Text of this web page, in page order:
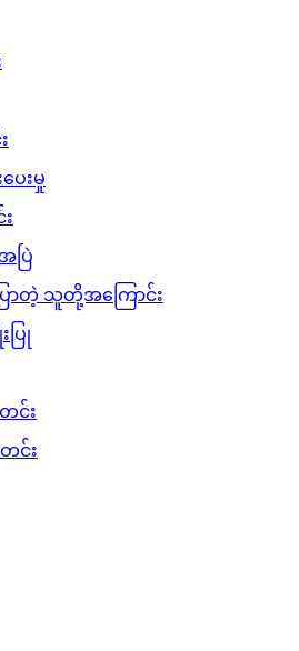
ေးမှု
ြဲ
ာတဲ့ သူတို့အကြောင်း
ပြု
င်း
င်း